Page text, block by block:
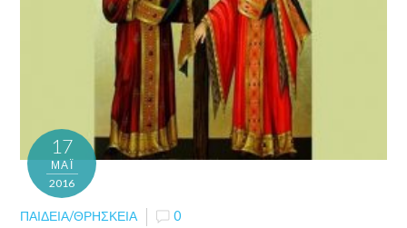
17
ΜΑΪ́
2016
ΠΑΙΔΕΊΑ/ΘΡΗΣΚΕΊΑ 0